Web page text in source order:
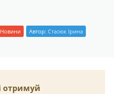
Новини Автор: Стасюк Ірина
отримуй